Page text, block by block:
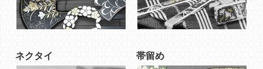
ネクタイ 帯留め